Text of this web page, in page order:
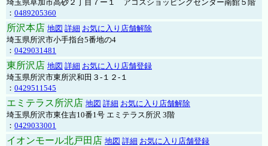
埼玉県草加市高砂２丁目７ー１ アコスショッピングセンター南館５階
： 0489205360
所沢本店 地図 詳細 お気に入り店舗解除
埼玉県所沢市小手指台5番地の4
： 0429031481
東所沢店 地図 詳細 お気に入り店舗登録
埼玉県所沢市東所沢和田３-１２-１
： 0429511545
エミテラス所沢店 地図 詳細 お気に入り店舗解除
埼玉県所沢市東住吉10番1号 エミテラス所沢 3階
： 0429033001
イオンモール北戸田店 地図 詳細 お気に入り店舗登録